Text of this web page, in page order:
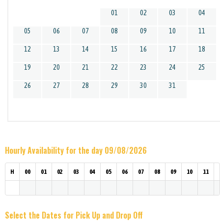
01 02 03 04
05 06 07 08 09 10 11
12 13 14 15 16 17 18
19 20 21 22 23 24 25
26 27 28 29 30 31
Hourly Availability for the day 09/08/2026
H 00 01 02 03 04 05 06 07 08 09 10 11
Select the Dates for Pick Up and Drop Off